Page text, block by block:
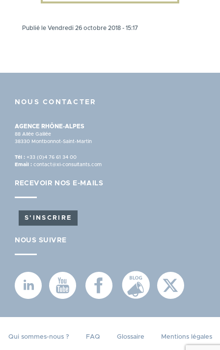
Publié le Vendredi 26 octobre 2018 - 15:17
NOUS CONTACTER
AGENCE RHÔNE-ALPES
88 Allée Galilée
38330 Montbonnot-Saint-Martin
Tél : +33 (0)4 76 61 34 00
Email : contact@xl-consultants.com
RECEVOIR NOS E-MAILS
S'INSCRIRE
NOUS SUIVRE
MENU
Qui sommes-nous ? FAQ Glossaire Mentions légales